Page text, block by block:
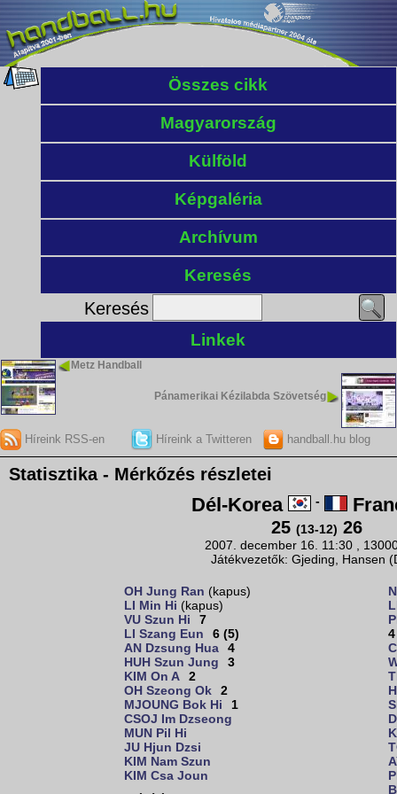
Összes cikk
Magyarország
Külföld
Képgaléria
Archívum
Keresés
Keresés
Linkek
Metz Handball
Pánamerikai Kézilabda Szövetség
Híreink RSS-en Híreink a Twitteren handball.hu blog
Statisztika - Mérkőzés részletei
Dél-Korea -
25 (13-12) 26
2007. december 16. 11:30 ,
Játékvezetők: Gjeding, Hansen
OH Jung Ran (kapus)
LI Min Hi (kapus)
VU Szun Hi
7
LI Szang Eun
6 (5)
AN Dzsung Hua
4
HUH Szun Jung
3
KIM On A
2
OH Szeong Ok
2
MJOUNG Bok Hi
1
CSOJ Im Dzseong
MUN Pil Hi
JU Hjun Dzsi
KIM Nam Szun
KIM Csa Joun
4